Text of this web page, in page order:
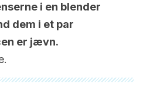
i en blender
dem i et par
er jævn.